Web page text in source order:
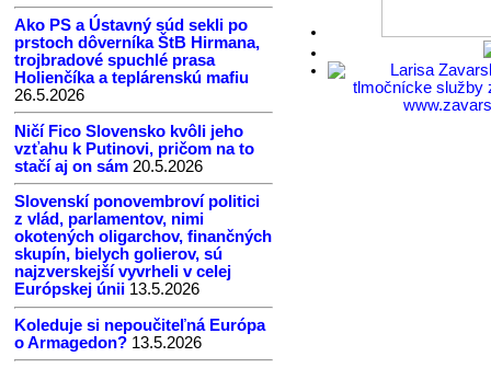
Ako PS a Ústavný súd sekli po
prstoch dôverníka ŠtB Hirmana,
trojbradové spuchlé prasa
Holienčíka a teplárenskú mafiu
26.5.2026
Ničí Fico Slovensko kvôli jeho
vzťahu k Putinovi, pričom na to
stačí aj on sám 20.5.2026
Slovenskí ponovembroví politici
z vlád, parlamentov, nimi
okotených oligarchov, finančných
skupín, bielych golierov, sú
najzverskejší vyvrheli v celej
Európskej únii 13.5.2026
Koleduje si nepoučiteľná Európa
o Armagedon? 13.5.2026
Larisa
tlmočnícke služby